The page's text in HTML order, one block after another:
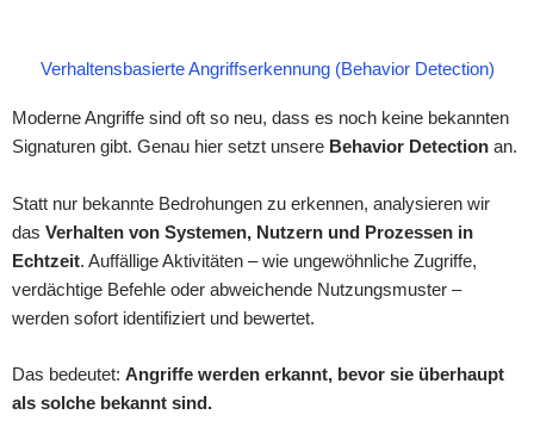
Verhaltensbasierte Angriffserkennung (Behavior Detection)
Moderne Angriffe sind oft so neu, dass es noch keine bekannten
Signaturen gibt. Genau hier setzt unsere Behavior Detection an.
Statt nur bekannte Bedrohungen zu erkennen, analysieren wir
das Verhalten von Systemen, Nutzern und Prozessen in
Echtzeit. Auffällige Aktivitäten – wie ungewöhnliche Zugriffe,
verdächtige Befehle oder abweichende Nutzungsmuster –
werden sofort identifiziert und bewertet.
Das bedeutet: Angriffe werden erkannt, bevor sie überhaupt
als solche bekannt sind.